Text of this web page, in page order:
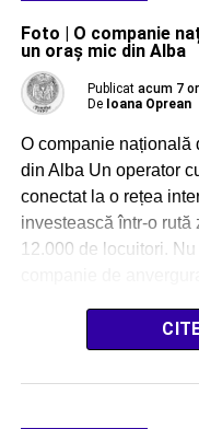
Foto | O companie
un oraș mic din Alba
Publicat acum 7
De Ioana Oprean
O companie națională
din Alba Un operator
conectat la o rețea
investească într-o
12.000 de locuitori.